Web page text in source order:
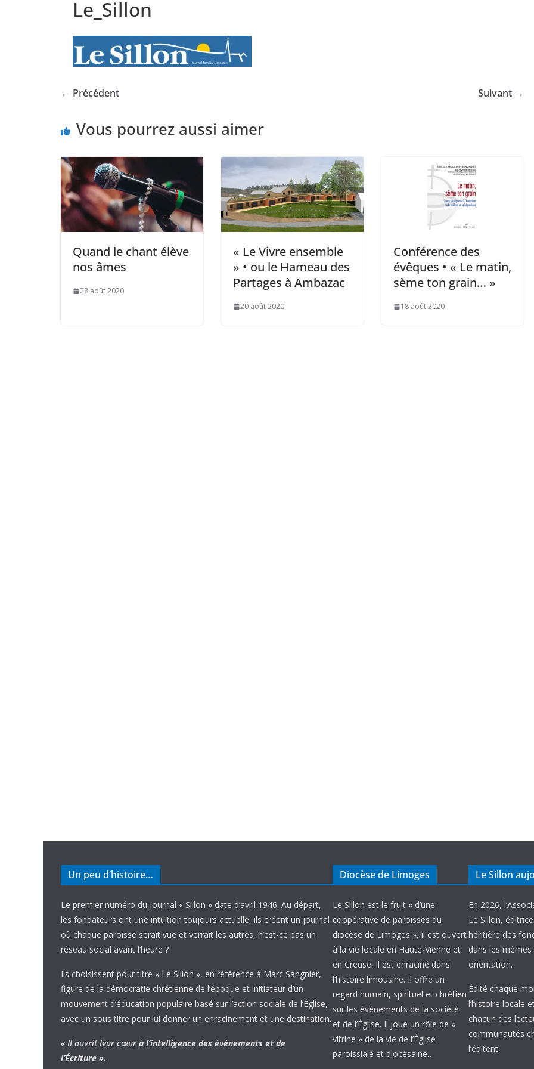
Le_Sillon
← Précédent Suivant →
Vous pourrez aussi aimer
Quand le chant élève
nos âmes
28 août 2020
« Le Vivre ensemble
» • ou le Hameau des
Partages à Ambazac
20 août 2020
Conférence des
évêques • « Le matin,
sème ton grain… »
18 août 2020
Un peu d’histoire…
Le premier numéro du journal « Sillon » date d’avril 1946. Au départ,
les fondateurs ont une intuition toujours actuelle, ils créent un journal
où chaque paroisse serait vue et verrait les autres, n’est-ce pas un
réseau social avant l’heure ?
Ils choisissent pour titre « Le Sillon », en référence à Marc Sangnier,
figure de la démocratie chrétienne de l’époque et initiateur d’un
mouvement d’éducation populaire basé sur l’action sociale de l’Église,
avec un sous titre pour lui donner un enracinement et une destination.
« Il ouvrit leur cœur à l’intelligence des évènements et de
l’Écriture ».
Diocèse de Limoges
Le Sillon est le fruit « d’une
coopérative de paroisses du
diocèse de Limoges », il est ouvert
à la vie locale en Haute-Vienne et
en Creuse. Il est enraciné dans
l’histoire limousine. Il offre un
regard humain, spirituel et chrétien
sur les évènements de la société
et de l’Église. Il joue un rôle de «
vitrine » de la vie de l’Église
paroissiale et diocésaine…
Le Sillon
En 2026,
Le Sillon,
héritière des
dans les
orientation.
Édité chaque
l’histoire locale
chacun des
communautés
l’éditent.